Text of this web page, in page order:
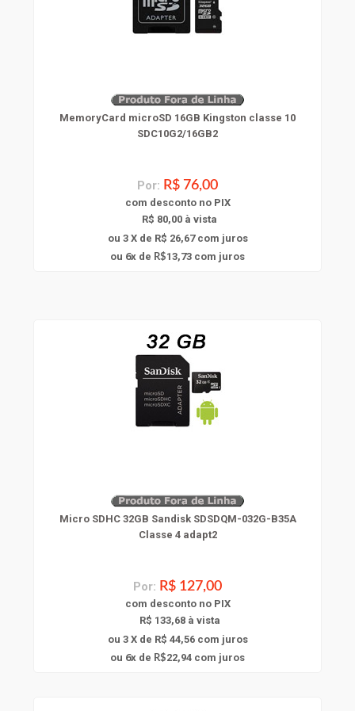
MemoryCard microSD 16GB Kingston classe 10
SDC10G2/16GB2
Por: R$ 76,00
com desconto no PIX
R$ 80,00 à vista
ou 3 X de R$ 26,67com juros
ou 6x de R$13,73 com juros
Micro SDHC 32GB Sandisk SDSDQM-032G-B35A
Classe 4 adapt2
Por: R$ 127,00
com desconto no PIX
R$ 133,68 à vista
ou 3 X de R$ 44,56com juros
ou 6x de R$22,94 com juros